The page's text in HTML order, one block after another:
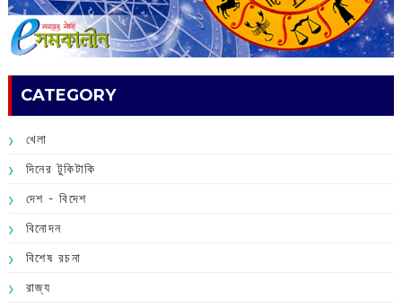
CATEGORY
খেলা
দিনের টুকিটাকি
দেশ - বিদেশ
বিনোদন
বিশেষ রচনা
রাজ্য